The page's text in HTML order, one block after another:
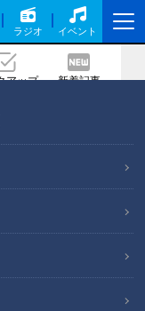
ラジオ イベント
アップ 新着記事
５総括